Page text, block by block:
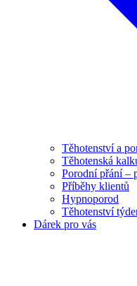
Těhotenství a
Těhotenská
Porodní přání –
Příběhy klientů
Hypnoporod
Těhotenství
Dárek pro vás